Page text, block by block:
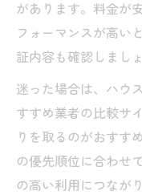
があります。料金が
フォーマンスが高い
証内容も確認しましょ
迷った場合は、ハウ
すすめ業者の比較サ
りを取るのがおすす
の優先順位に合わせ
の高い利用につなが